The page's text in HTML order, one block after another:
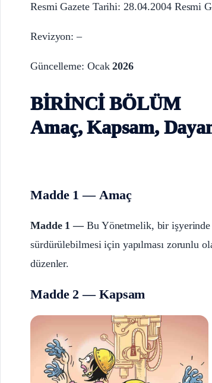
Resmi Gazete Tarihi: 28.04.2004 Resmi
Revizyon: –
Güncelleme: Ocak2026
BİRİNCİ BÖLÜM
Amaç, Kapsam,
Madde 1 — Amaç
Madde 1 — Bu Yönetmelik, bir işyerinde
sürdürülebilmesi için yapılması zorunlu
düzenler.
Madde 2 — Kapsam